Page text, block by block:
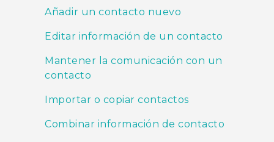
Dispositivos y accesorios HTC
Iniciar sesiónAñadir un contacto nuevo
Editar información de un contacto
Mantener la comunicación con un
contacto
Importar o copiar contactos
Combinar información de contacto